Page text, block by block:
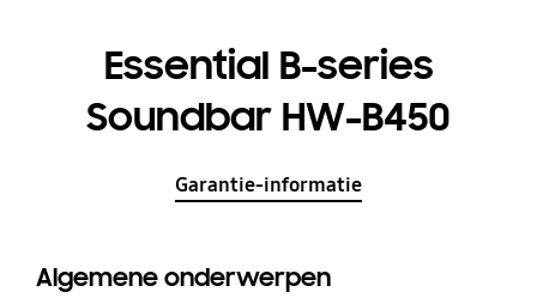
Essential B-series
Soundbar HW-B450
Garantie-informatie
Algemene onderwerpen